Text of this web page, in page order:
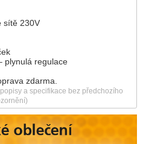
sítě 230V
plynulá regulace
zdarma.
a specifikace bez předchozího